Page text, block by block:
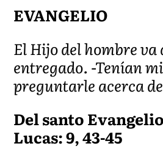
EVANGELIO
El Hijo del hombre va
entregado. -Tenían
preguntarle acerca
Del santo
Lucas: 9, 43-45